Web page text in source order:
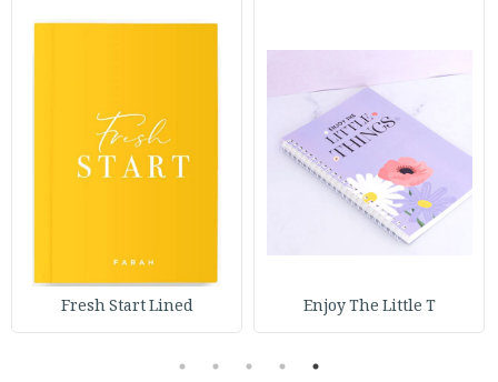
Enjoy The Little T
Fresh Start Lined
1
2
3
4
5